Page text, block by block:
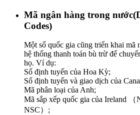
Mã ngân hàng trong
Codes)
Một số quốc gia cũng triển khai mã
hệ thống thanh toán bù trừ để
họ. Ví dụ:
Số định tuyến của Hoa Kỳ;
Số định tuyến và giao dịch của
Mã phân loại của Anh;
Mã sắp xếp quốc gia của Ireland （
NSC）;